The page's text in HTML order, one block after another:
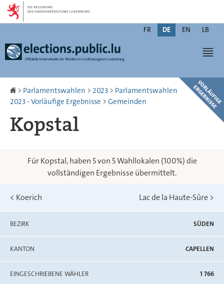
Zur
Navigation
Zum
Inhalt
Changer
FR DE EN LB
Startseite
> Parlamentswahlen > 2023 > Parlamentswahlen
2023 - Vorläufige Ergebnisse > Gemeinden
Kopstal
Für Kopstal, haben 5 von 5 Wahllokalen (100%) die
vollständigen Ergebnisse übermittelt.
< Koerich Lac de la Haute-Sûre >
BEZIRK SÜDEN
KANTON CAPELLEN
EINGESCHRIEBENE WÄHLER 1 766